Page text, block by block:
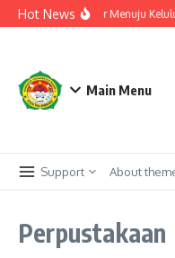
Lewati ke konten
Hot News
Langkah Akhir Menuju
Main Menu
Support About
Perpustakaan